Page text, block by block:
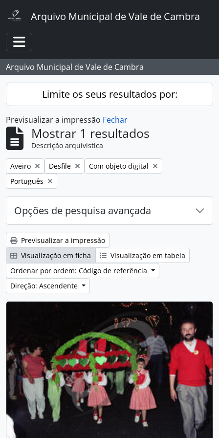
Arquivo Municipal de Vale de Cambra
Toggle navigation
Arquivo Municipal de Vale de Cambra
Limite os seus resultados por:
Previsualizar a impressão Fechar
Mostrar 1 resultados
Descrição arquivística
Remover filtro:
Aveiro Remover filtro:
Desfile Remover filtro:
Com objeto digital
Remover filtro:
Português
Opções de pesquisa avançada
Previsualizar a impressão
Visualização em ficha
Visualização em tabela
Ordenar por ordem: Código de referência
Direção: Ascendente